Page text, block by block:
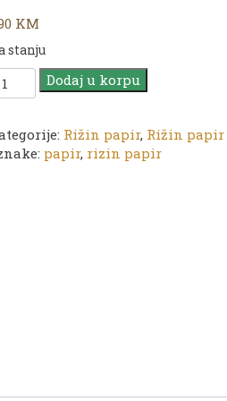
KM
stanju
Dodaj u korpu
Rižin papir, Rižin papir
papir, rizin papir